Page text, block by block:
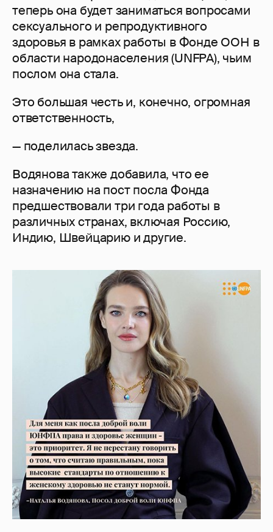
теперь она будет заниматься вопросами
сексуального и репродуктивного
здоровья в рамках работы в Фонде ООН в
области народонаселения (UNFPA), чьим
послом она стала.
Это большая честь и, конечно, огромная
ответственность,
— поделилась звезда.
Водянова также добавила, что ее
назначению на пост посла Фонда
предшествовали три года работы в
различных странах, включая Россию,
Индию, Швейцарию и другие.